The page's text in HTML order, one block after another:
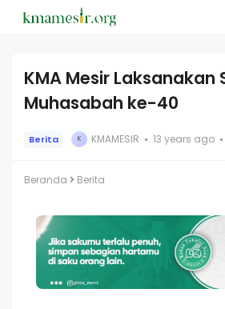
KMA Mesir Laksanakan
Muhasabah ke-40
Berita K KMAMESIR 13 years ago
Beranda Berita